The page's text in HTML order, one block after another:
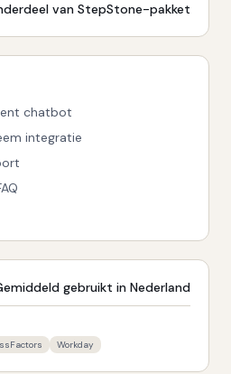
van StepStone-pakket
chatbot
integratie
gebruikt in Nederland
Workday